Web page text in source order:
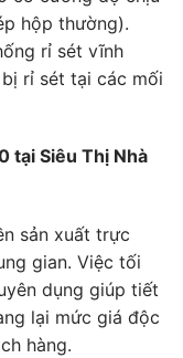
hộp thường).
rỉ sét vĩnh
rỉ sét tại các mối
tại Siêu Thị Nhà
sản xuất trực
gian. Việc tối
dụng giúp tiết
lại mức giá độc
hàng.